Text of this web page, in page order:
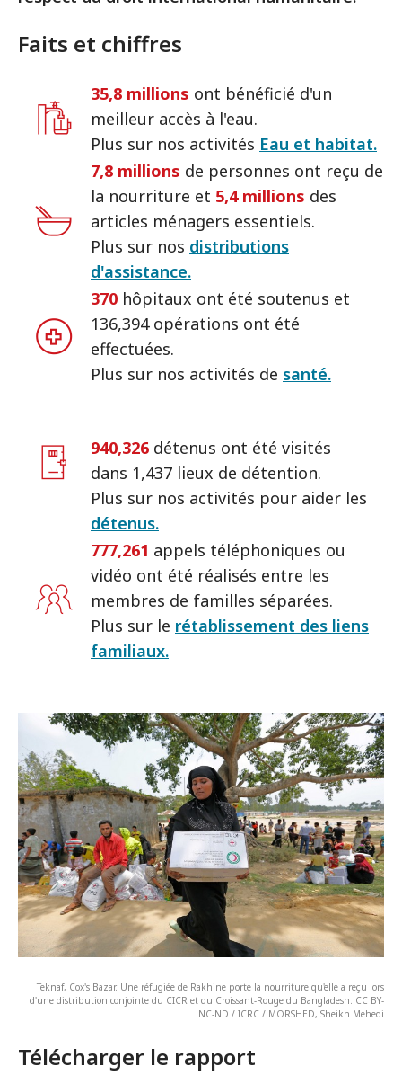
Faits et chiffres
35,8 millions ont bénéficié d'un
meilleur accès à l'eau.
Plus sur nos activités Eau et habitat.
7,8 millions de personnes ont reçu de
la nourriture et 5,4 millions des
articles ménagers essentiels.
Plus sur nos distributions
d'assistance.
370 hôpitaux ont été soutenus et
136,394 opérations ont été
effectuées.
Plus sur nos activités de santé.
940,326 détenus ont été visités
dans 1,437 lieux de détention.
Plus sur nos activités pour aider les
détenus.
777,261 appels téléphoniques ou
vidéo ont été réalisés entre les
membres de familles séparées.
Plus sur le rétablissement des liens
familiaux.
Teknaf, Cox's Bazar. Une réfugiée de Rakhine porte la nourriture qu'elle a reçu lors
d'une distribution conjointe du CICR et du Croissant-Rouge du Bangladesh. CC BY-
NC-ND / ICRC / MORSHED, Sheikh Mehedi
Télécharger le rapport